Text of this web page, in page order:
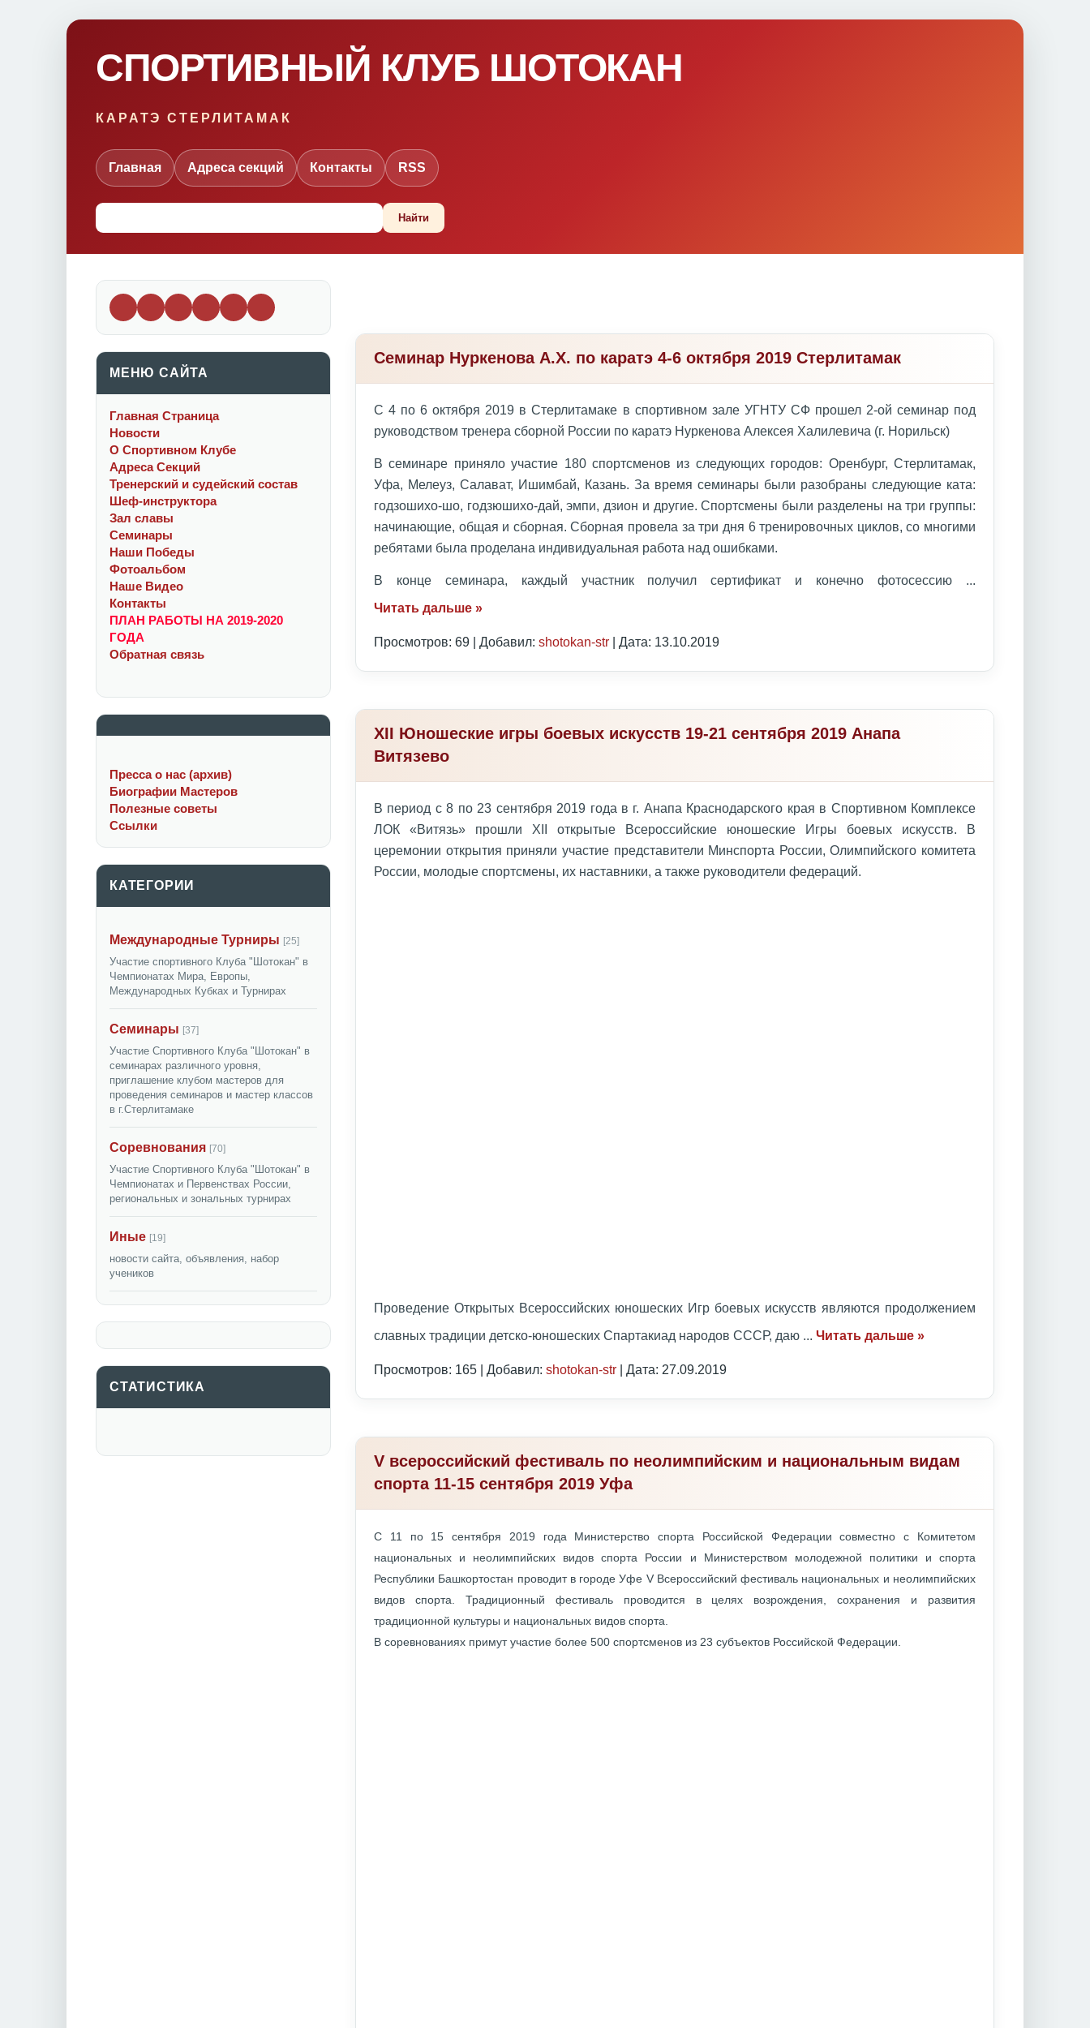
СПОРТИВНЫЙ КЛУБ ШОТОКАН
КАРАТЭ СТЕРЛИТАМАК
Главная Адреса секций Контакты RSS
МЕНЮ САЙТА
Главная Cтраница
Новости
О Спортивном Клубе
Адреса Секций
Тренерский и судейский состав
Шеф-инструктора
Зал славы
Семинары
Наши Победы
Фотоальбом
Наше Видео
Контакты
ПЛАН РАБОТЫ НА 2019-2020
ГОДА
Обратная связь
Пресса о нас (архив)
Биографии Мастеров
Полезные советы
Ссылки
КАТЕГОРИИ
Международные Турниры [25]
Участие спортивного Клуба "Шотокан" в
Чемпионатах Мира, Европы,
Международных Кубках и Турнирах
Семинары [37]
Участие Спортивного Клуба "Шотокан" в
семинарах различного уровня,
приглашение клубом мастеров для
проведения семинаров и мастер классов
в г.Стерлитамаке
Соревнования [70]
Участие Спортивного Клуба "Шотокан" в
Чемпионатах и Первенствах России,
региональных и зональных турнирах
Иные [19]
новости сайта, объявления, набор
учеников
СТАТИСТИКА
Семинар Нуркенова А.Х. по каратэ 4-6 октября 2019 Стерлитамак
С 4 по 6 октября 2019 в Стерлитамаке в спортивном зале УГНТУ СФ прошел 2-ой семинар под
руководством тренера сборной России по каратэ Нуркенова Алексея Халилевича (г. Норильск)
В семинаре приняло участие 180 спортсменов из следующих городов: Оренбург, Стерлитамак,
Уфа, Мелеуз, Салават, Ишимбай, Казань. За время семинары были разобраны следующие ката:
годзошихо-шо, годзюшихо-дай, эмпи, дзион и другие. Спортсмены были разделены на три группы:
начинающие, общая и сборная. Сборная провела за три дня 6 тренировочных циклов, со многими
ребятами была проделана индивидуальная работа над ошибками.
В конце семинара, каждый участник получил сертификат и конечно фотосессию ...
Читать дальше »
Просмотров: 69 | Добавил: shotokan-str | Дата: 13.10.2019
XII Юношеские игры боевых искусств 19-21 сентября 2019 Анапа
Витязево
В период с 8 по 23 сентября 2019 года в г. Анапа Краснодарского края в Спортивном Комплексе
ЛОК «Витязь» прошли XII открытые Всероссийские юношеские Игры боевых искусств. В
церемонии открытия приняли участие представители Минспорта России, Олимпийского комитета
России, молодые спортсмены, их наставники, а также руководители федераций.
Проведение Открытых Всероссийских юношеских Игр боевых искусств являются продолжением
славных традиции детско-юношеских Спартакиад народов СССР, даю ... Читать дальше »
Просмотров: 165 | Добавил: shotokan-str | Дата: 27.09.2019
V всероссийский фестиваль по неолимпийским и национальным видам
спорта 11-15 сентября 2019 Уфа
С 11 по 15 сентября 2019 года Министерство спорта Российской Федерации совместно с Комитетом
национальных и неолимпийских видов спорта России и Министерством молодежной политики и спорта
Республики Башкортостан проводит в городе Уфе V Всероссийский фестиваль национальных и неолимпийских
видов спорта. Традиционный фестиваль проводится в целях возрождения, сохранения и развития
традиционной культуры и национальных видов спорта.
В соревнованиях примут участие более 500 спортсменов из 23 субъектов Российской Федерации.